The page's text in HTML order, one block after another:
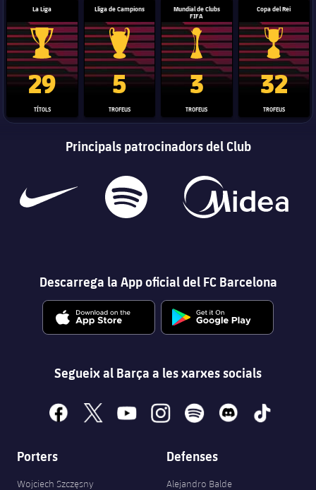
La Liga
Trofeu de la Liga
29
TÍTOLS
Lliga de Campions
Trofeu de la Lliga de Campions
5
TROFEUS
Mundial de Clubs
FIFA
Trofeu del Mundial de Clubs
3
TROFEUS
Copa del Rei
Copa del
32
TROFEUS
Principals patrocinadors del Club
Descarrega la App oficial del FC Barcelona
Segueix al Barça a les xarxes socials
facebook
x youtubeinstagramspotify discord tiktok
Porters
Wojciech Szczęsny
Defenses
Alejandro Balde